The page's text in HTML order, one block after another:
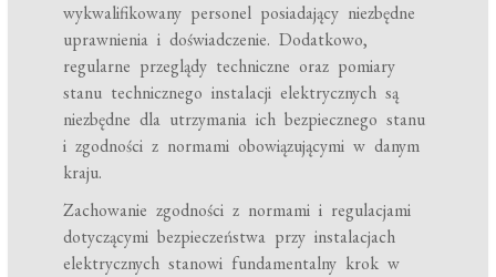
wykwalifikowany personel posiadający niezbędne
uprawnienia i doświadczenie. Dodatkowo,
regularne przeglądy techniczne oraz pomiary
stanu technicznego instalacji elektrycznych są
niezbędne dla utrzymania ich bezpiecznego stanu
i zgodności z normami obowiązującymi w danym
kraju.
Zachowanie zgodności z normami i regulacjami
dotyczącymi bezpieczeństwa przy instalacjach
elektrycznych stanowi fundamentalny krok w